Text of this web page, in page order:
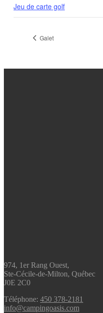
Jeu de carte golf
Galet
974, 1er Rang Ouest,
Ste-Cécile-de-Milton, Québec
J0E 2C0
Téléphone: 450 378-2181
info@campingoasis.com